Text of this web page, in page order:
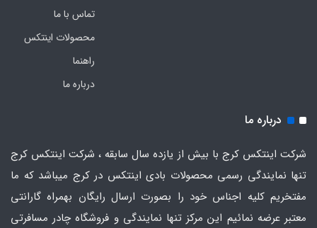
تماس با ما
محصولات اینتکس
راهنما
درباره ما
درباره ما
شرکت اینتکس کرج با بیش از یازده سال سابقه ، شرکت اینتکس کرج
تنها نمایندگی رسمی محصولات بادی اینتکس در کرج میباشد که ما
مفتخریم کلیه اجناس خود را بصورت ارسال رایگان بهمراه گارانتی
معتبر عرضه نمائیم این مرکز تنها نمایندگی و فروشگاه چادر مسافرتی